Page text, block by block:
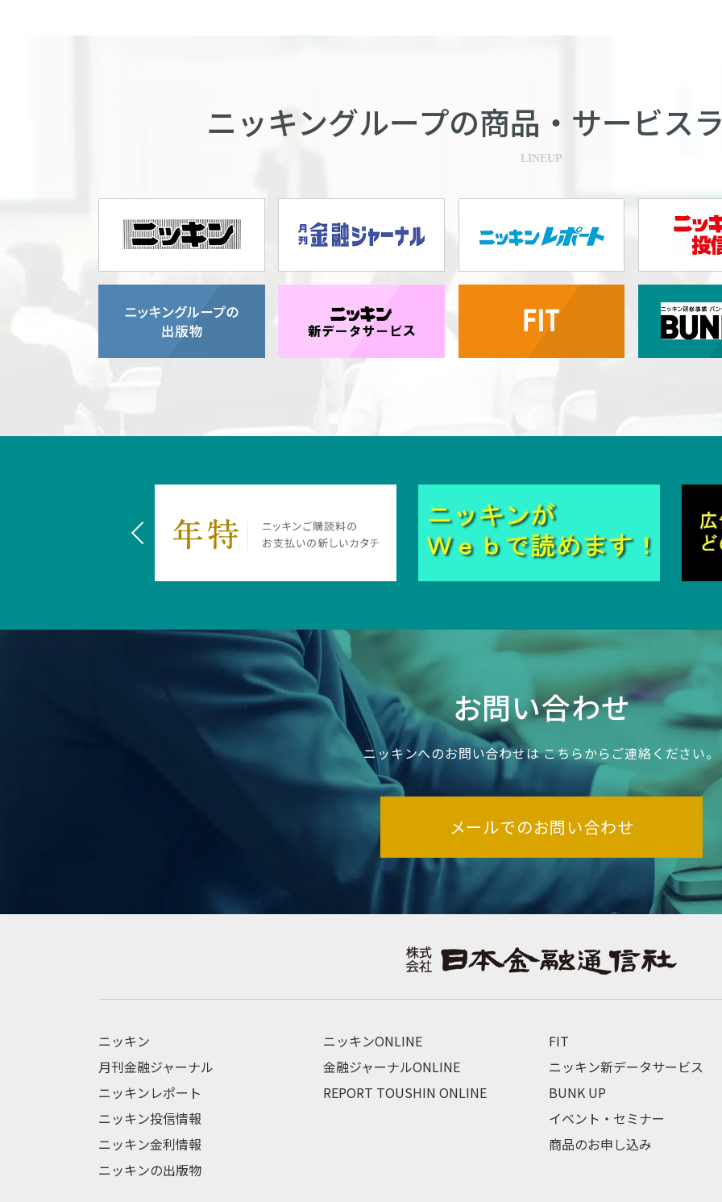
ニッキングループの商品・ サービス
LINEUP
お問い合わせ
ニッキンへのお問い合わせはこちらからご連絡ください。
メールでのお問い合わせ
ニッキン
月刊金融ジャーナル
ニッキンレポート
ニッキン投信情報
ニッキン金利情報
ニッキンの出版物
ニッキンONLINE
金融ジャーナルONLINE
REPORT TOUSHIN ONLINE
FIT
ニッキン新データサービス
BUNK UP
イベント・セミナー
商品のお申し込み